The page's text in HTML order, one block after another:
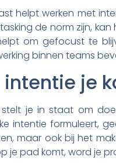
helpt werken met
de norm zijn,
om gefocust te
binnen teams
intentie je
je in staat om
intentie formuleert,
maar ook bij het
je pad komt, word je